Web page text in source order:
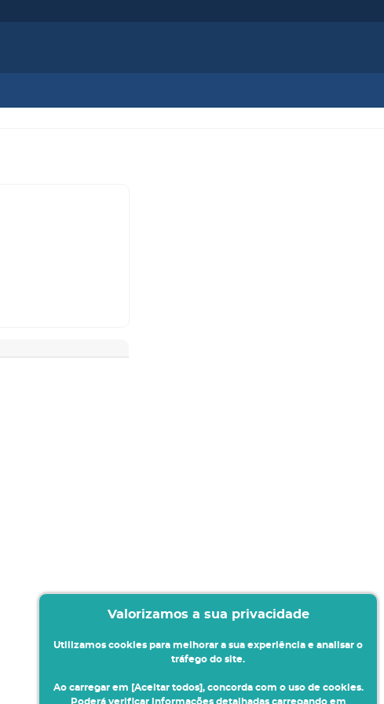
Valorizamos a sua privacidade
Utilizamos cookies para melhorar a sua experiência e analisar o
tráfego do site.
Ao carregar em [Aceitar todos], concorda com o uso de cookies.
Poderá verificar informações detalhadas carregando em